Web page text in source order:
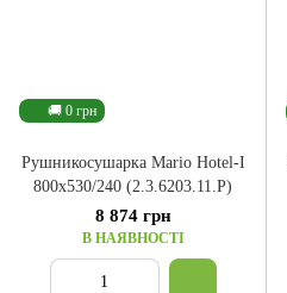
🚚 0 грн
Рушникосушарка Mario Hotel-І
800x530/240 (2.3.6203.11.P)
8 874 грн
В НАЯВНОСТІ